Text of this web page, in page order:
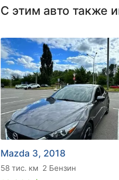
С этим авто также
Mazda 3, 2018
58 тис. км 2 Бензин